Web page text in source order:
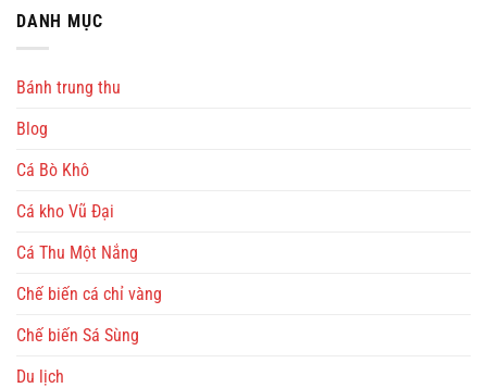
DANH MỤC
Bánh trung thu
Blog
Cá Bò Khô
Cá kho Vũ Đại
Cá Thu Một Nắng
Chế biến cá chỉ vàng
Chế biến Sá Sùng
Du lịch